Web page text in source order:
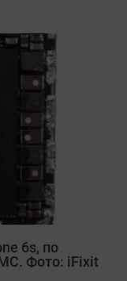
6s, по
Фото: iFixit